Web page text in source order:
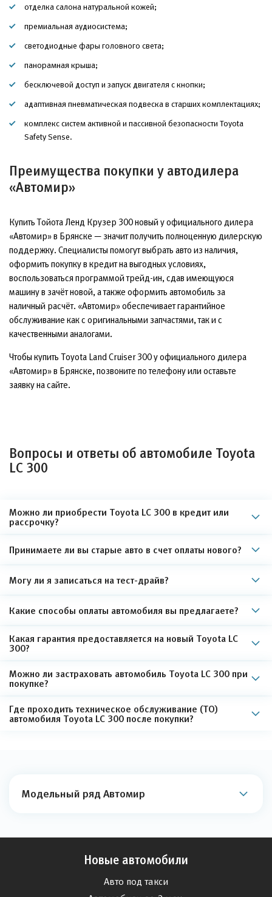
отделка салона натуральной кожей;
премиальная аудиосистема;
светодиодные фары головного света;
панорамная крыша;
бесключевой доступ и запуск двигателя с кнопки;
адаптивная пневматическая подвеска в старших комплектациях;
комплекс систем активной и пассивной безопасности Toyota
Safety Sense.
Преимущества покупки у автодилера
«Автомир»
Купить Тойота Ленд Крузер 300 новый у официального дилера
«Автомир» в Брянске — значит получить полноценную дилерскую
поддержку. Специалисты помогут выбрать авто из наличия,
оформить покупку в кредит на выгодных условиях,
воспользоваться программой трейд-ин, сдав имеющуюся
машину в зачёт новой, а также оформить автомобиль за
наличный расчёт. «Автомир» обеспечивает гарантийное
обслуживание как с оригинальными запчастями, так и с
качественными аналогами.
Чтобы купить Toyota Land Cruiser 300 у официального дилера
«Автомир» в Брянске, позвоните по телефону или оставьте
заявку на сайте.
Вопросы и ответы об автомобиле Toyota
LC 300
Можно ли приобрести Toyota LC 300 в кредит или
рассрочку?
Принимаете ли вы старые авто в счет оплаты нового?
Могу ли я записаться на тест-драйв?
Какие способы оплаты автомобиля вы предлагаете?
Какая гарантия предоставляется на новый Toyota LC
300?
Можно ли застраховать автомобиль Toyota LC 300 при
покупке?
Где проходить техническое обслуживание (ТО)
автомобиля Toyota LC 300 после покупки?
Модельный ряд Автомир
Новые автомобили
Авто под такси